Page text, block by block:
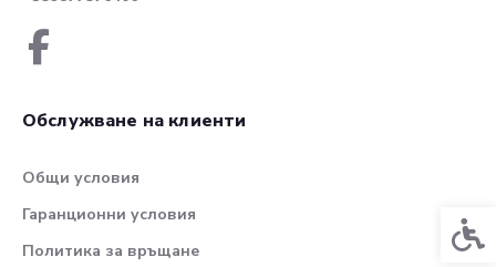
Обслужване на клиенти
Общи условия
Гаранционни условия
Политика за връщане